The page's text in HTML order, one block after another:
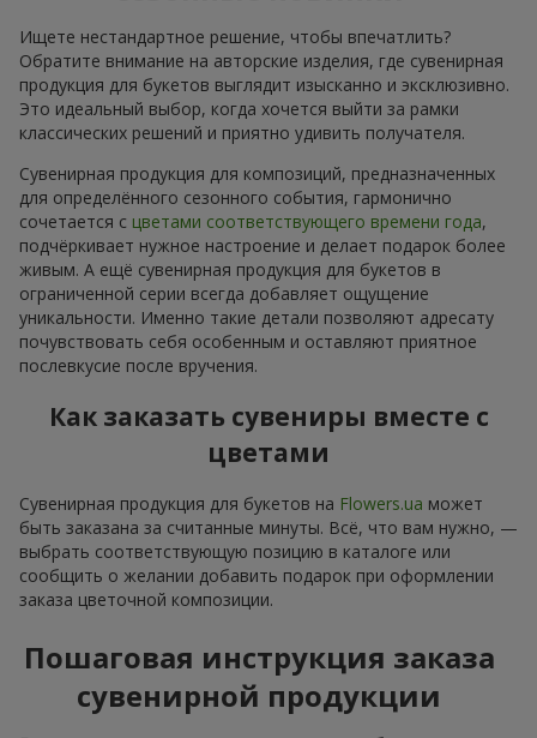
Ищете нестандартное решение, чтобы впечатлить?
Обратите внимание на авторские изделия, где сувенирная
продукция для букетов выглядит изысканно и эксклюзивно.
Это идеальный выбор, когда хочется выйти за рамки
классических решений и приятно удивить получателя.
Сувенирная продукция для композиций, предназначенных
для определённого сезонного события, гармонично
сочетается с цветами соответствующего времени года,
подчёркивает нужное настроение и делает подарок более
живым. А ещё сувенирная продукция для букетов в
ограниченной серии всегда добавляет ощущение
уникальности. Именно такие детали позволяют адресату
почувствовать себя особенным и оставляют приятное
послевкусие после вручения.
Как заказать сувениры вместе с
цветами
Сувенирная продукция для букетов на Flowers.ua может
быть заказана за считанные минуты. Всё, что вам нужно, —
выбрать соответствующую позицию в каталоге или
сообщить о желании добавить подарок при оформлении
заказа цветочной композиции.
Пошаговая инструкция заказа
сувенирной продукции